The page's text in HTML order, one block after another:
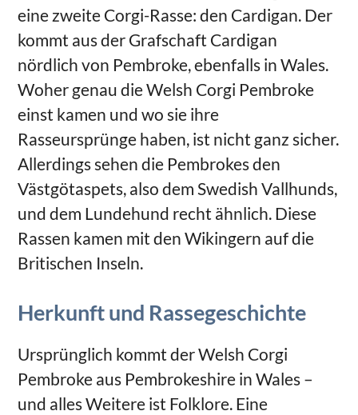
eine zweite Corgi-Rasse: den Cardigan. Der
kommt aus der Grafschaft Cardigan
nördlich von Pembroke, ebenfalls in Wales.
Woher genau die Welsh Corgi Pembroke
einst kamen und wo sie ihre
Rasseursprünge haben, ist nicht ganz sicher.
Allerdings sehen die Pembrokes den
Västgötaspets, also dem Swedish Vallhunds,
und dem Lundehund recht ähnlich. Diese
Rassen kamen mit den Wikingern auf die
Britischen Inseln.
Herkunft und Rassegeschichte
Ursprünglich kommt der Welsh Corgi
Pembroke aus Pembrokeshire in Wales –
und alles Weitere ist Folklore. Eine